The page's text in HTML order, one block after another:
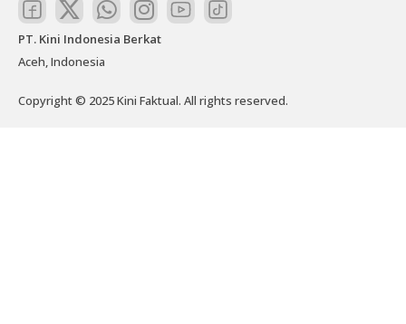
PT. Kini Indonesia Berkat
Aceh, Indonesia
Copyright © 2025 Kini Faktual. All rights reserved.